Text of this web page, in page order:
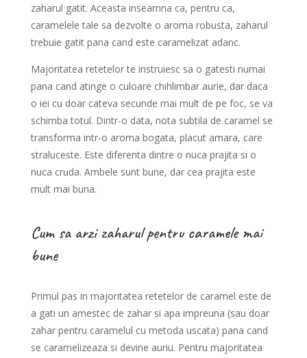
zaharul gatit. Aceasta inseamna ca, pentru ca,
caramelele tale sa dezvolte o aroma robusta, zaharul
trebuie gatit pana cand este caramelizat adanc.
Majoritatea retetelor te instruiesc sa o gatesti numai
pana cand atinge o culoare chihlimbar aurie, dar daca
o iei cu doar cateva secunde mai mult de pe foc, se va
schimba totul. Dintr-o data, nota subtila de caramel se
transforma intr-o aroma bogata, placut amara, care
straluceste. Este diferenta dintre o nuca prajita si o
nuca cruda. Ambele sunt bune, dar cea prajita este
mult mai buna.
Cum sa arzi zaharul pentru caramele mai
bune
Primul pas in majoritatea retetelor de caramel este de
a gati un amestec de zahar si apa impreuna (sau doar
zahar pentru caramelul cu metoda uscata) pana cand
se caramelizeaza si devine auriu. Pentru majoritatea